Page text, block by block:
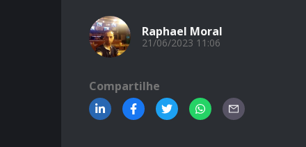
Raphael Moral
21/06/2023 11:06
Compartilhe